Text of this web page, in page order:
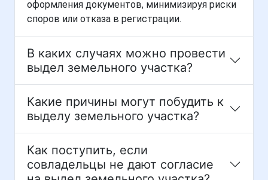
оформления документов, минимизируя риски
споров или отказа в регистрации.
В каких случаях можно провести
выдел земельного участка?
Какие причины могут побудить к
выделу земельного участка?
Как поступить, если
совладельцы не дают согласие